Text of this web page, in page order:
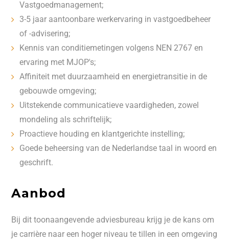
Vastgoedmanagement;
3-5 jaar aantoonbare werkervaring in vastgoedbeheer
of -advisering;
Kennis van conditiemetingen volgens NEN 2767 en
ervaring met MJOP's;
Affiniteit met duurzaamheid en energietransitie in de
gebouwde omgeving;
Uitstekende communicatieve vaardigheden, zowel
mondeling als schriftelijk;
Proactieve houding en klantgerichte instelling;
Goede beheersing van de Nederlandse taal in woord en
geschrift.
Aanbod
Bij dit toonaangevende adviesbureau krijg je de kans om
je carrière naar een hoger niveau te tillen in een omgeving